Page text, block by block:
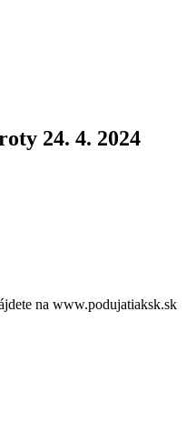
24. 4. 2024
na www.podujatiaksk.sk